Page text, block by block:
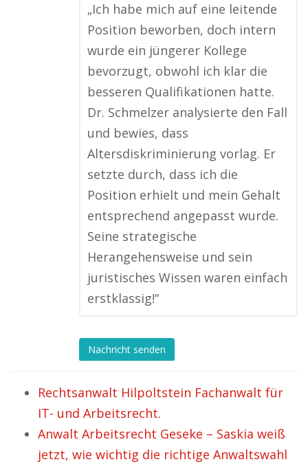
„Ich habe mich auf eine leitende
Position beworben, doch intern
wurde ein jüngerer Kollege
bevorzugt, obwohl ich klar die
besseren Qualifikationen hatte.
Dr. Schmelzer analysierte den Fall
und bewies, dass
Altersdiskriminierung vorlag. Er
setzte durch, dass ich die
Position erhielt und mein Gehalt
entsprechend angepasst wurde.
Seine strategische
Herangehensweise und sein
juristisches Wissen waren einfach
erstklassig!“
Nachricht senden
Rechtsanwalt Hilpoltstein Fachanwalt für
IT- und Arbeitsrecht.
Anwalt Arbeitsrecht Geseke – Saskia weiß
jetzt, wie wichtig die richtige Anwaltswahl